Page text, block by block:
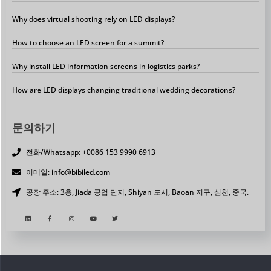
Why does virtual shooting rely on LED displays?
How to choose an LED screen for a summit?
Why install LED information screens in logistics parks?
How are LED displays changing traditional wedding decorations?
문의하기
전화/Whatsapp: +0086 153 9990 6913
이메일: info@bibiled.com
공장 주소: 3층, Jiada 공업 단지, Shiyan 도시, Baoan 지구, 심천, 중국.